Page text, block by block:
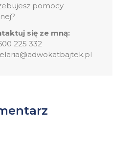
pomocy
się ze mną:
225 332